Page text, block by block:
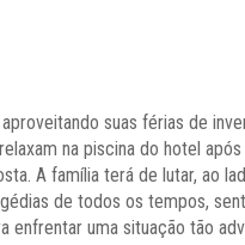
suas férias de
na piscina do hotel
A família terá de lutar, ao
de todos os tempos,
enfrentar uma situação tão